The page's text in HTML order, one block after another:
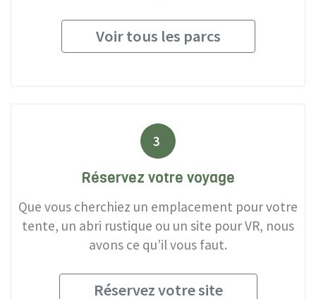
Voir tous les parcs
3
Réservez votre voyage
Que vous cherchiez un emplacement pour votre
tente, un abri rustique ou un site pour VR, nous
avons ce qu’il vous faut.
Réservez votre site